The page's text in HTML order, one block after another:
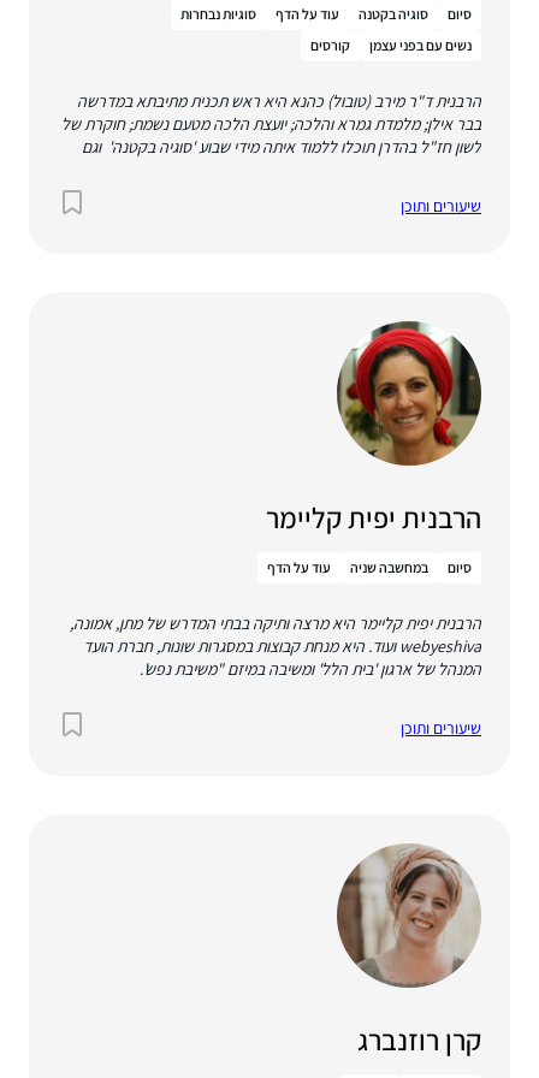
סיום סוגיה בקטנה עוד על הדף
סוגיות נבחרות
נשים עם בפני עצמן
קורסים
הרבנית ד"ר מירב (טובול) כהנא היא ראש תכנית מתיבתא במדרשה
בבר אילן; מלמדת גמרא והלכה; יועצת הלכה מטעם נשמת; חוקרת של
לשון חז"ל בהדרן תוכלו ללמוד איתה מידי שבוע 'סוגיה בקטנה' וגם
שיעורים ותוכן
הרבנית יפית קליימר
סיום במחשבה שניה עוד על הדף
הרבנית יפית קליימר היא מרצה ותיקה בבתי המדרש של מתן, אמונה,
webyeshiva ועוד. היא מנחת קבוצות במסגרות שונות, חברת הועד
המנהל של ארגון 'בית הלל' ומשיבה במיזם "משיבת נפש'.
שיעורים ותוכן
קרן רוזנברג